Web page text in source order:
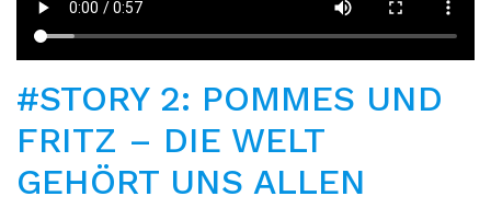
#STORY 2: POMMES UND
FRITZ – DIE WELT
GEHÖRT UNS ALLEN